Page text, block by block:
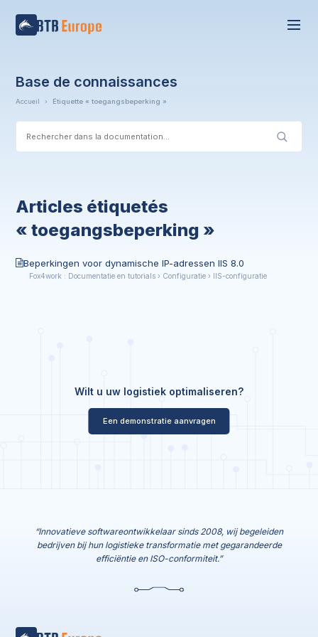
Base de connaissances
Accueil › Étiquette « toegangsbeperking »
Articles étiquetés
« toegangsbeperking »
Beperkingen voor dynamische IP-adressen IIS 8.0
Fox4work : Documentatie en tutorials › Configuratie › IIS-configuratie
Wilt u uw logistiek optimaliseren?
Een demonstratie aanvragen
“Innovatieve softwareontwikkelaar sinds 2008, wij begeleiden
bedrijven bij hun logistieke transformatie met gegarandeerde
efficiëntie en ISO-conformiteit.”